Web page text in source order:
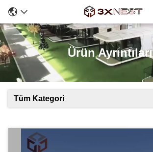
Ürün Ayrıntıları
Tüm Kategori